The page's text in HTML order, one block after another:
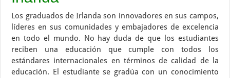
Los graduados de Irlanda son innovadores en sus campos,
líderes en sus comunidades y embajadores de excelencia
en todo el mundo. No hay duda de que los estudiantes
reciben una educación que cumple con todos los
estándares internacionales en términos de calidad de la
educación. El estudiante se gradúa con un conocimiento